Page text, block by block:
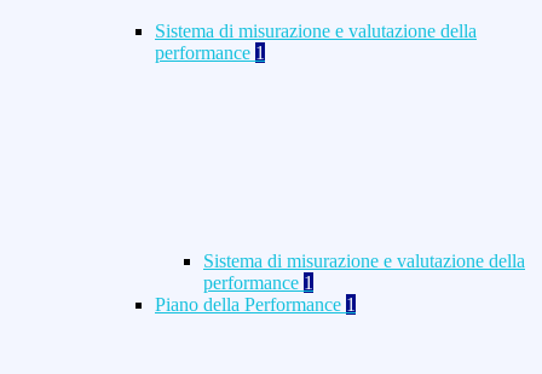
Sistema di misurazione e valutazione della
performance 1
Sistema di misurazione e valutazione della
performance 1
Piano della Performance 1